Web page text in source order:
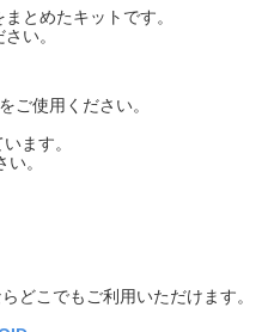
とめたキットです。
い。
使用ください。
ます。
。
こでもご利用いただけます。